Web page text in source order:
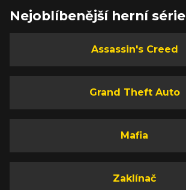
Nejoblíbenější herní série
Assassin's Creed
Grand Theft Auto
Mafia
Zaklínač